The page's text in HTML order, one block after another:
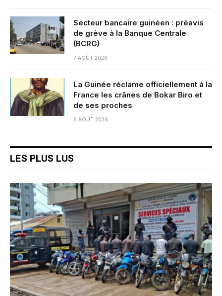
Secteur bancaire guinéen : préavis
de grève à la Banque Centrale
(BCRG)
7 AOÛT 2026
La Guinée réclame officiellement à la
France les crânes de Bokar Biro et
de ses proches
6 AOÛT 2026
LES PLUS LUS